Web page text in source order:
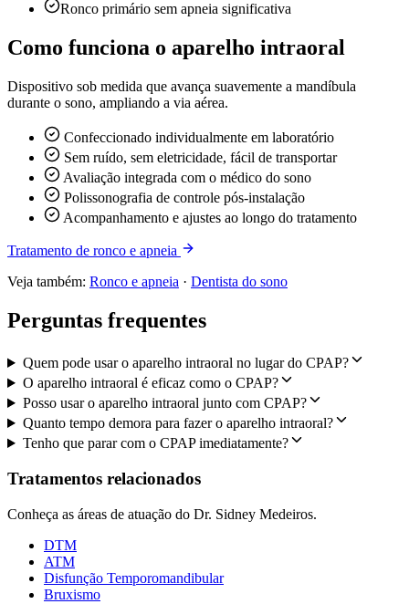
Ronco primário sem apneia significativa
Como funciona o aparelho intraoral
Dispositivo sob medida que avança suavemente a mandíbula
durante o sono, ampliando a via aérea.
Confeccionado individualmente em laboratório
Sem ruído, sem eletricidade, fácil de transportar
Avaliação integrada com o médico do sono
Polissonografia de controle pós-instalação
Acompanhamento e ajustes ao longo do tratamento
Tratamento de ronco e apneia
Veja também: Ronco e apneia · Dentista do sono
Perguntas frequentes
Quem pode usar o aparelho intraoral no lugar do CPAP?
O aparelho intraoral é eficaz como o CPAP?
Posso usar o aparelho intraoral junto com CPAP?
Quanto tempo demora para fazer o aparelho intraoral?
Tenho que parar com o CPAP imediatamente?
Tratamentos relacionados
Conheça as áreas de atuação do Dr. Sidney Medeiros.
DTM
ATM
Disfunção Temporomandibular
Bruxismo